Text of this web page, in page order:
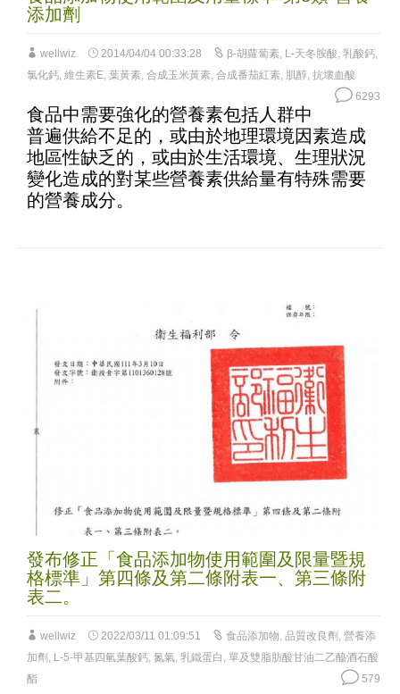
添加劑
wellwiz 2014/04/04 00:33:28 β-胡蘿蔔素, L-天冬胺酸, 乳酸鈣,
氯化鈣, 維生素E, 葉黃素, 合成玉米黃素, 合成番茄紅素, 肌醇, 抗壞血酸
6293
食品中需要強化的營養素包括人群中
普遍供給不足的，或由於地理環境因素造成
地區性缺乏的，或由於生活環境、生理狀況
變化造成的對某些營養素供給量有特殊需要
的營養成分。
發布修正「食品添加物使用範圍及限量暨規
格標準」第四條及第二條附表一、第三條附
表二。
wellwiz 2022/03/11 01:09:51 食品添加物, 品質改良劑 , 營養添
加劑 , L-5-甲基四氫葉酸鈣, 氮氣, 乳鐵蛋白 , 單及雙脂肪酸甘油二乙醯酒石酸
酯
579